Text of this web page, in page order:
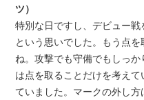
ツ）
特別な日ですし、デビュー
という思いでした。もう点
ね。攻撃でも守備でもしっ
は点を取ることだけを考え
ていました。マークの外し